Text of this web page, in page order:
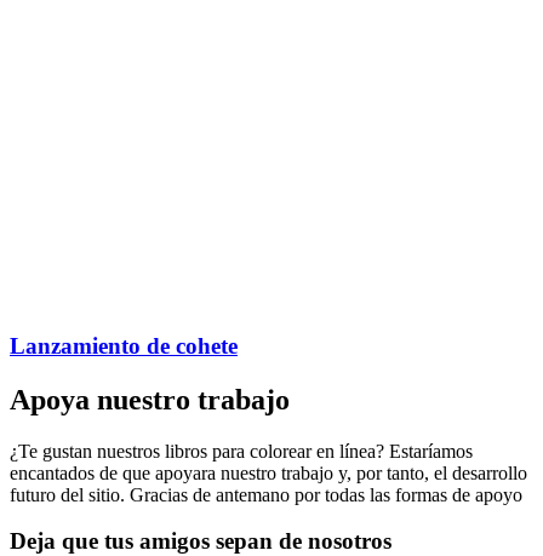
Lanzamiento de cohete
Apoya nuestro trabajo
¿Te gustan nuestros libros para colorear en línea? Estaríamos
encantados de que apoyara nuestro trabajo y, por tanto, el desarrollo
futuro del sitio. Gracias de antemano por todas las formas de apoyo
Deja que tus amigos sepan de nosotros